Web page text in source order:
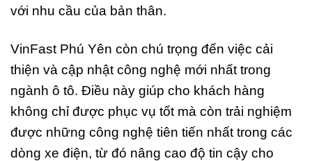
với nhu cầu của bản thân.
VinFast Phú Yên còn chú trọng đến việc cải
thiện và cập nhật công nghệ mới nhất trong
ngành ô tô. Điều này giúp cho khách hàng
không chỉ được phục vụ tốt mà còn trải nghiệm
được những công nghệ tiên tiến nhất trong các
dòng xe điện, từ đó nâng cao độ tin cậy cho